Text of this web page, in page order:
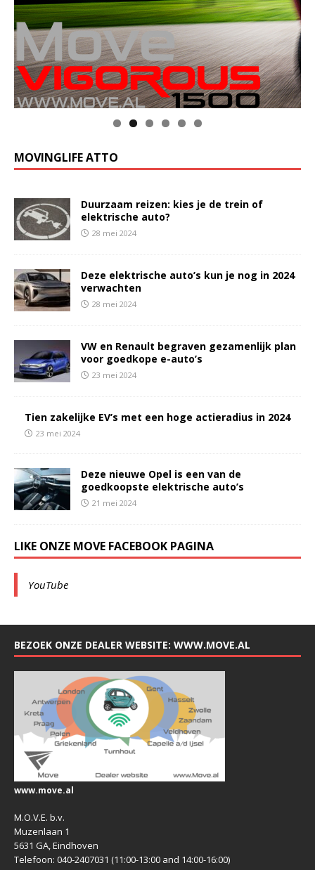
MOVINGLIFE ATTO
Duurzaam reizen: kies je de trein of
elektrische auto?
28 mei 2024
Deze elektrische auto’s kun je nog in 2024
verwachten
28 mei 2024
VW en Renault begraven gezamenlijk plan
voor goedkope e-auto’s
23 mei 2024
Tien zakelijke EV’s met een hoge actieradius in 2024
23 mei 2024
Deze nieuwe Opel is een van de
goedkoopste elektrische auto’s
21 mei 2024
LIKE ONZE MOVE FACEBOOK PAGINA
YouTube
BEZOEK ONZE DEALER WEBSITE: WWW.MOVE.AL
www.move.al
M.O.V.E. b.v.
Muzenlaan 1
5631 GA, Eindhoven
Telefoon: 040-2407031 (11:00-13:00 and 14:00-16:00)